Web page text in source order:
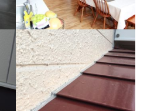
全面の断熱化工事
フルリノベーション